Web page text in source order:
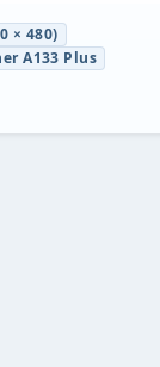
× 480)
A133 Plus